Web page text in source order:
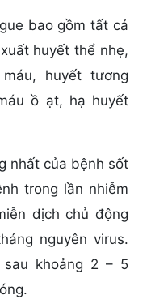
bao gồm tất cả
huyết thể nhẹ,
huyết tương
ồ ạt, hạ huyết
nhất của bệnh sốt
trong lần nhiễm
dịch chủ động
nguyên virus.
khoảng 2 – 5